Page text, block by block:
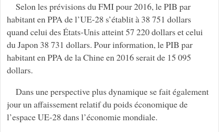
Selon les prévisions du FMI pour 2016, le PIB par
habitant en PPA de l’UE-28 s’établit à 38 751 dollars
quand celui des États-Unis atteint 57 220 dollars et celui
du Japon 38 731 dollars. Pour information, le PIB par
habitant en PPA de la Chine en 2016 serait de 15 095
dollars.
Dans une perspective plus dynamique se fait également
jour un affaissement relatif du poids économique de
l’espace UE-28 dans l’économie mondiale.